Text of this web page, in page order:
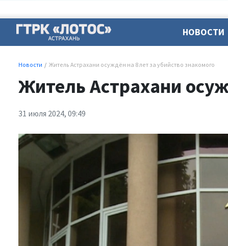
НОВОСТИ
Новости Житель Астрахани осуждён на 8 лет за убийство знакомого
Житель Астрахани
31 июля 2024, 09:49